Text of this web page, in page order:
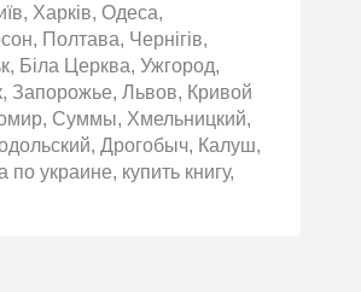
Харків, Одеса,
Полтава, Чернігів,
Біла Церква, Ужгород,
Запорожье, Львов, Кривой
Суммы, Хмельницкий,
Дрогобыч, Калуш,
украине, купить книгу,